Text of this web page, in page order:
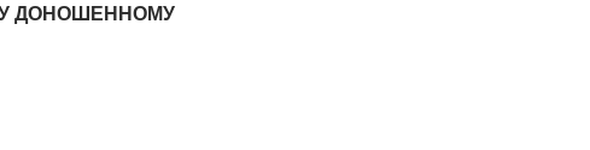
ДОНОШЕННОМУ